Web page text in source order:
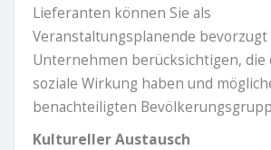
Lieferanten können Sie als
Veranstaltungsplanende bevorzugt
Unternehmen berücksichtigen, die
soziale Wirkung haben und
benachteiligten
Kultureller Austausch